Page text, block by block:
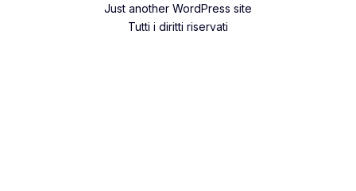
Just another WordPress site
Tutti i diritti riservati